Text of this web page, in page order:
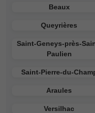
Beaux
Queyrières
Saint-Geneys-près-
Paulien
Saint-Pierre-du-
Araules
Versilhac